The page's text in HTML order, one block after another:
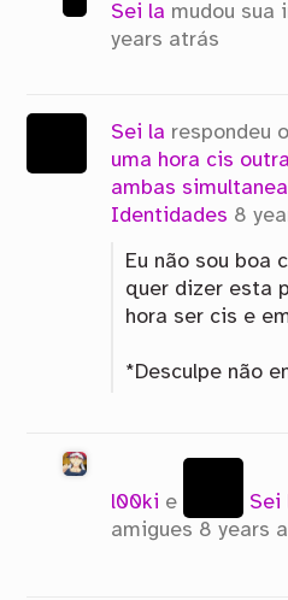
Sei la mudou sua
years atrás
Sei la respondeu
uma hora cis
ambas
Identidades 8
Eu não sou boa
quer dizer esta
hora ser cis e
*Desculpe não
l00ki e Sei
amigues 8 years